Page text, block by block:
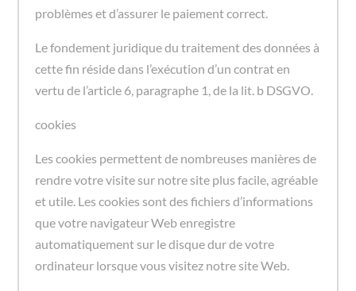
problèmes et d’assurer le paiement correct.
Le fondement juridique du traitement des données à
cette fin réside dans l’exécution d’un contrat en
vertu de l’article 6, paragraphe 1, de la lit. b DSGVO.
cookies
Les cookies permettent de nombreuses manières de
rendre votre visite sur notre site plus facile, agréable
et utile. Les cookies sont des fichiers d’informations
que votre navigateur Web enregistre
automatiquement sur le disque dur de votre
ordinateur lorsque vous visitez notre site Web.